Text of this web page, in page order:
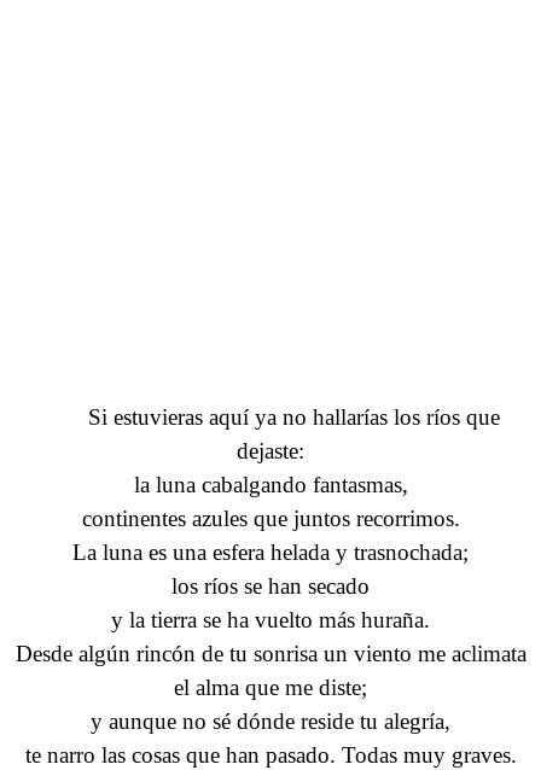
Si estuvieras aquí ya no hallarías los ríos que
dejaste:
la luna cabalgando fantasmas,
continentes azules que juntos recorrimos.
La luna es una esfera helada y trasnochada;
los ríos se han secado
y la tierra se ha vuelto más huraña.
Desde algún rincón de tu sonrisa un viento me aclimata
el alma que me diste;
y aunque no sé dónde reside tu alegría,
te narro las cosas que han pasado. Todas muy graves.